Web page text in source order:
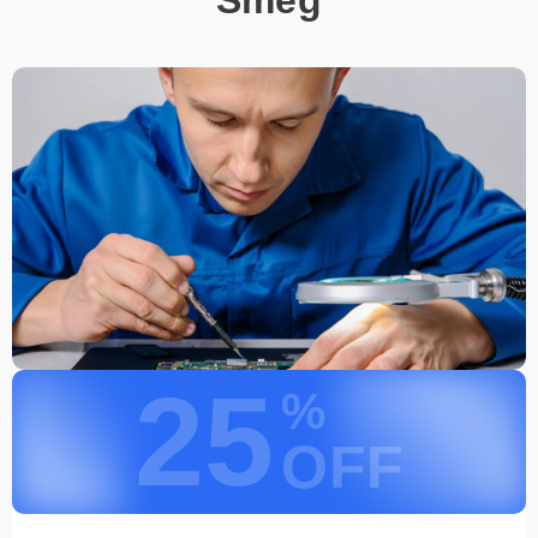
запросить обратный звонок через Форму заявки
Привезти устройство в ближайший центр или
передать аппарат курьеру службы доставки,
дождаться результатов диагностики и принять
решение.
Дождаться оповещения о готовности и забрать
устройство самостоятельно или воспользоваться
курьерской доставкой.
При необходимости клиент может воспользоваться услугой
вызова мастера для проведения диагностики и ремонта в
желаемом месте и удобное время.
Какие предоставляются
гарантии
Каждому клиенту предоставляется гарантия сервиса, которая
распространяется на все виды ремонта, а также на все
используемые запчасти. Гарантия включает в себя срочную
25 %
OFF